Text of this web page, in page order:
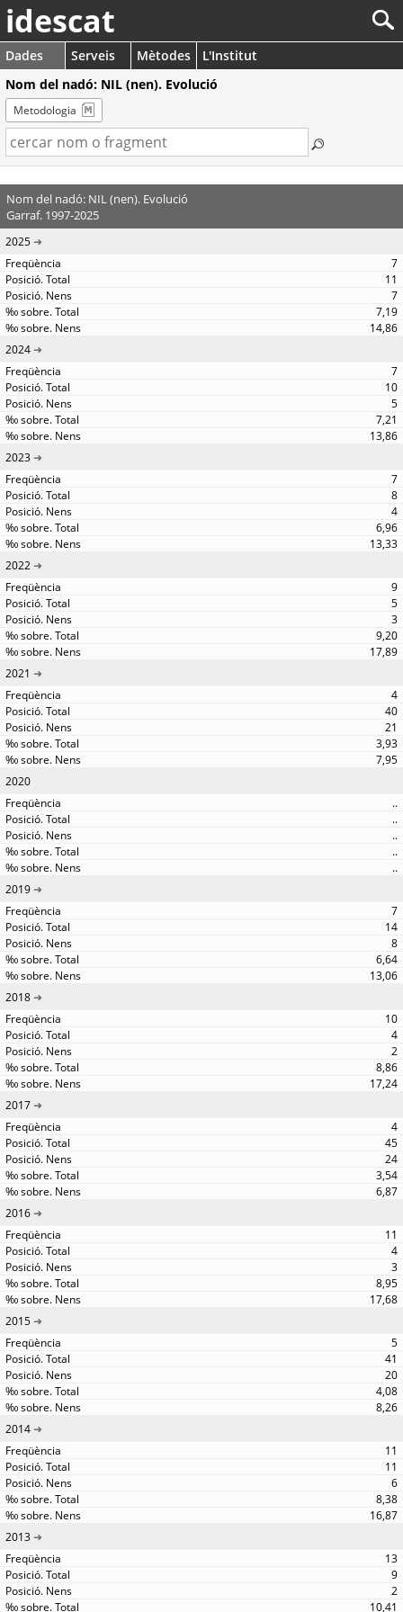
idescat
Dades Serveis Mètodes
L'Institut
Nom del nadó: NIL (nen). Evolució
Metodologia
Nom del nadó: NIL (nen). Evolució
Garraf. 1997-2025
2025
7
11
7
7,19
14,86
2024
7
10
5
7,21
13,86
2023
7
8
4
6,96
13,33
2022
9
5
3
9,20
17,89
2021
4
40
21
3,93
7,95
2020
..
..
..
..
..
2019
7
14
8
6,64
13,06
2018
10
4
2
8,86
17,24
2017
4
45
24
3,54
6,87
2016
11
4
3
8,95
17,68
2015
5
41
20
4,08
8,26
2014
11
11
6
8,38
16,87
2013
13
9
2
10,41